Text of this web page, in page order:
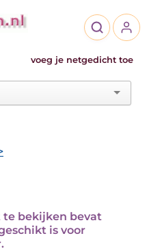
voeg je netgedicht toe
te bekijken bevat
is voor